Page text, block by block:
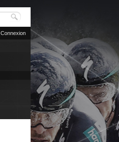
Connexion